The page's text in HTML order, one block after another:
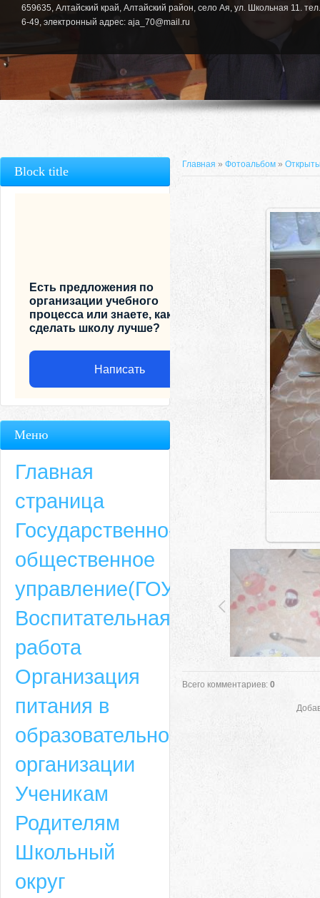
659635, Алтайский край, Алтайский район, село Ая, ул. Школьная 11.
6-49, электронный адрес: aja_70@mail.ru
Адрес
659635, Алтайский край, Алтайский район, село Ая, ул. Школьная 11.
6-49, электронный адрес: aja_70@mail.ru
Главная » Фотоальбом »
Всего комментариев: 0
Block title
Есть предложения по
организации учебного
процесса или знаете, как
сделать школу лучше?
Написать
Меню
Главная
страница
Государственно-
общественное
управление(ГОУ)
Воспитательная
работа
Организация
питания в
образовательной
организации
Ученикам
Родителям
Школьный
округ